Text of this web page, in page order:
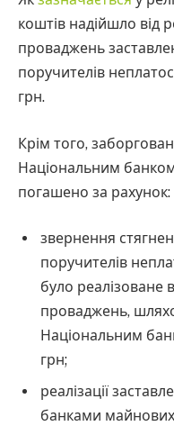
коштів надійшло від
проваджень
поручителів
грн.
Крім того,
Національним
погашено за рахунок:
звернення
поручителів
було реалізоване
проваджень,
Національним
грн;
реалізації
банками